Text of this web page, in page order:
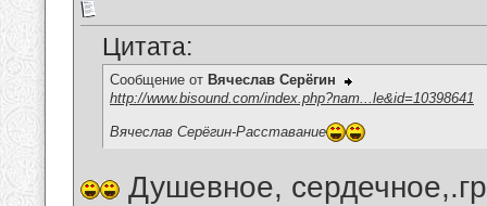
Цитата:
Сообщение от Вячеслав Серёгин
http://www.bisound.com/index.php?nam...le&id=10398641
Вячеслав Серёгин-Расставание
Душевное,